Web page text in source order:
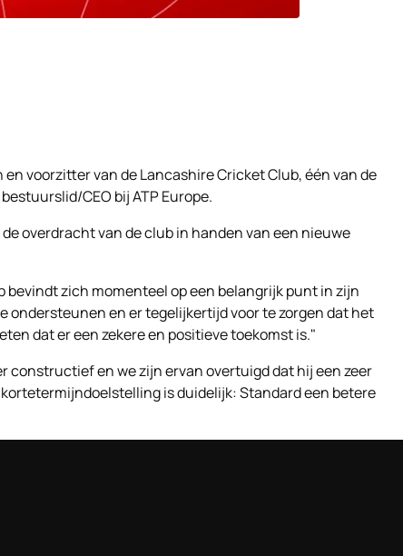
voorzitter van de Lancashire Cricket Club, één van de
CEO bij ATP Europe.
overdracht van de club in handen van een nieuwe
bevindt zich momenteel op een belangrijk punt in zijn
ondersteunen en er tegelijkertijd voor te zorgen dat het
dat er een zekere en positieve toekomst is."
constructief en we zijn ervan overtuigd dat hij een zeer
is duidelijk: Standard een betere